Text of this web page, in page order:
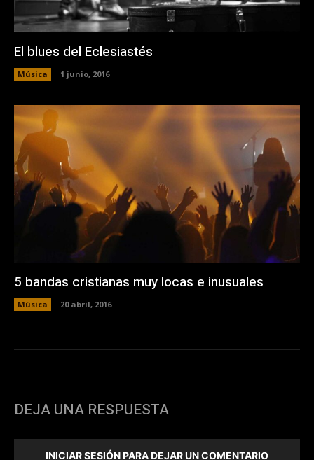
El blues del Eclesiastés
Música 1 junio, 2016
5 bandas cristianas muy locas e inusuales
Música 20 abril, 2016
DEJA UNA RESPUESTA
INICIAR SESIÓN PARA DEJAR UN COMENTARIO